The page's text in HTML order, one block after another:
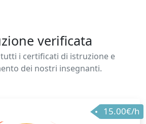
verificata
i certificati di istruzione e
dei nostri insegnanti.
15.00€/h